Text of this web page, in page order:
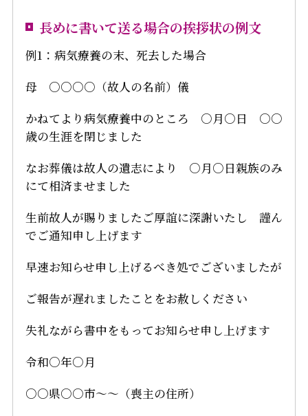
長めに書いて送る場合の挨拶状の例文
例1：病気療養の末、死去した場合
母 ○○○○（故人の名前）儀
かねてより病気療養中のところ ○月○日 ○○
歳の生涯を閉じました
なお葬儀は故人の遺志により ○月○日親族のみ
にて相済ませました
生前故人が賜りましたご厚誼に深謝いたし 謹ん
でご通知申し上げます
早速お知らせ申し上げるべき処でございましたが
ご報告が遅れましたことをお赦しください
失礼ながら書中をもってお知らせ申し上げます
令和○年○月
○○県○○市～～（喪主の住所）